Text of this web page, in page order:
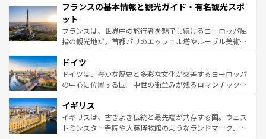
ませてくれるイタリアで、忘れられない旅をしてみよう！
なお、新着のイタリア情報は
しい。
文化が根付くこの国では、情熱的なフラメンコ、熱気あふ
れる闘牛、そして美味しいタパスが生活の一部となってい
る。首都マドリードの洗練された雰囲気や、バルセロナの
アートに溢れた街角から、地方では古代ローマ遺跡や中世
せる。地方によって風土や気候が異なるスペインはその個
性で訪れる人を魅了する。 なお、新着のスペイン情報は コ
ンテンツ一覧を参照してほしい。
フランスの基本情報と観光ガイド・有名観光スポ
ット
フランスは、世界中の旅行者を魅了し続けるヨーロッパ屈
指の観光地だ。首都パリのエッフェル塔やルーブル美術館
で、幅広い魅力が詰まっている。華麗な宮殿、歴史的な大
聖堂、美しいビーチ、そして豊かな自然が、訪れる者を心
から魅了する。また、フランスは美食の国としても知ら
いる。シャンパンの発祥地であるランス、プロヴァンスの
香り高いラベンダー畑など、多彩な楽しみ方が可能だ。さ
らに、パリ以外の地域にも魅力が溢れており、どの街角に
ドイツ
ドイツは、豊かな歴史と多彩な文化が交差するヨーロッパ
の中心に位置する国。中世の街並みが残るロマンチック街
顔を持つこの国は、どこを歩いても飽きることがない。ベ
ルリンの文化的活気、バイエルン州のアルプスの絶景、そ
してライン川沿いのワイン畑といった風景は必見。ビール
イギリス
イギリスは、古きよき伝統と最先端が共存する国。ウェス
トミンスター寺院や大英博物館のようなランドマーク、歴